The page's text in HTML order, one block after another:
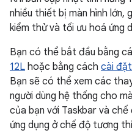
nhiều thiết bị màn hình lớn,
kiểm thử và tối ưu hoá ứng
Bạn có thể bắt đầu bằng
12L hoặc bằng cách cài
Bạn sẽ có thể xem các
người dùng hệ thống cho
của bạn với Taskbar và
ứng dụng ở chế độ tương